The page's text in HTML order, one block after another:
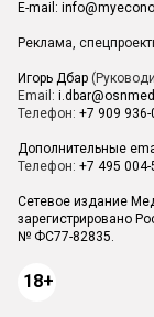
E-mail:
Реклама,
Игорь Дбар
Email:
Телефон: +7 909 936-
Дополнительные
Телефон: +7 495 004-
Сетевое издание
зарегистрировано
№ ФС77-82835.
18+